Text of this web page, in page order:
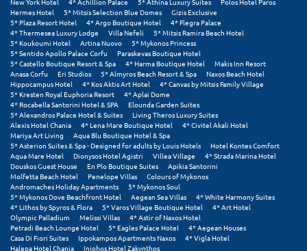
Χράνοι Μεσσηνίας
Ψ
Ψαθόπυργος
Hermes Hotel
5* Mitsis Selection Blue Domes
Gizis Exclusive
5* Plaza Resort Hotel
4* Argo Boutique Hotel
4* Flegra Palace
4* Thermesea Luxury Lodge
Villa Nefeli
5* Mitsis Ramira Beach Hotel
5* Koukoumi Hotel
Artina Nuovo
5* Mykonos Princess
5* Sentido Apollo Palace Corfu
Paraskevas Boutique Hotel
5* Castello Boutique Resort & Spa
4* Harma Boutique Hotel
Makis Inn Resort
Anasa Corfu
Eri Studios 5* Almyros Beach Resort & Spa
Naxos Beach Hotel
Hippocampus Hotel
4* Kos Aktis Art Hotel
4* Canvas by Mitsis Family Village
5* Kresten Royal Euphoria Resort
4* Aplai Dome
4* Rocabella Santorini Hotel & SPA
Elounda Garden Suites
5* Alexandros Palace Hotel & Suites
Living Theros Luxury Suites
Alexis Hotel Chania
4* Lena Mare Boutique Hotel
4* Civitel Akali Hotel
Mariya Art Living
Aqua Blu Boutique Hotel & Spa
5* Asterion Suites & Spa - Designed for adults by Louis Hotels
Hotel Kontes Comfort
Aqua Mare Hotel
Dionysos Hotel Agistri Villea Village
4* Strada Marina Hotel
Douskos Guest House
En Plo Boutique Suites
Apikia Santorini
Molfetta Beach Hotel
Penelope Villas
Colours of Mykonos
Andromaches Holiday Apartments
5* Mykonos Soul
5* Mykonos Dove Beachfront Hotel
Aegean Sea Villas
4* White Harmony Suites
4* Lithos by Spyros & Flora
5* Varos Village Boutique Hotel
4* Art Hotel
Olympic Palladium
Melissi Villas
4* Astir of Naxos Hotel
Petradi Beach Lounge Hotel
5* Eagles Palace Hotel
4* Aegean Houses
Casa Di Fiori Suites
Ippokampos Apartments Naxos
4* Vigla Hotel
Halepa Hotel Chania
Iniohos Hotel Zakynthos